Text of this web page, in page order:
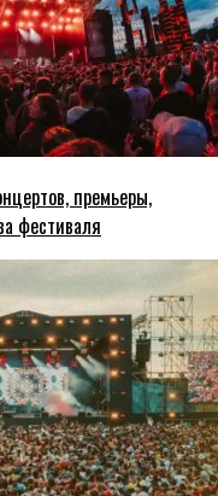
премьеры,
фестиваля